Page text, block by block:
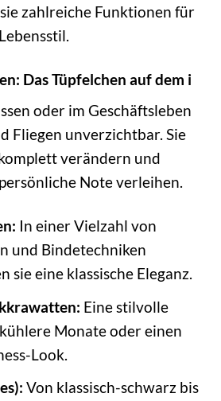
zahlreiche Funktionen für
Das Tüpfelchen auf dem i
oder im Geschäftsleben
Fliegen unverzichtbar. Sie
verändern und
Note verleihen.
In einer Vielzahl von
und Bindetechniken
sie eine klassische Eleganz.
Eine stilvolle
Monate oder einen
Look.
Von klassisch-schwarz bis